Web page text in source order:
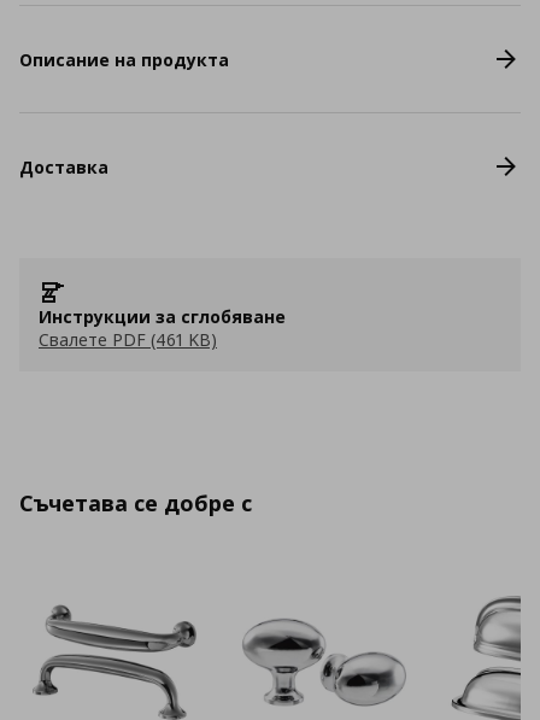
Описание на продукта
Доставка
Инструкции за сглобяване
Свалете PDF (461 KB)
Съчетава се добре с